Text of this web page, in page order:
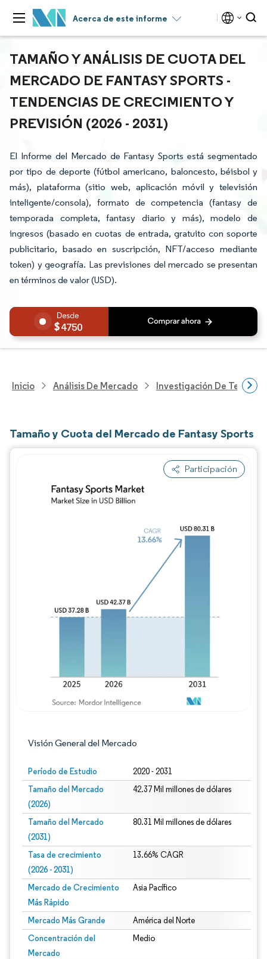
Acerca de este informe
TAMAÑO Y ANÁLISIS DE CUOTA DEL
MERCADO DE FANTASY SPORTS -
TENDENCIAS DE CRECIMIENTO Y
PREVISIÓN (2026 - 2031)
El Informe del Mercado de Fantasy Sports está segmentado
por tipo de deporte (fútbol americano, baloncesto, béisbol y
más), plataforma (sitio web, aplicación móvil y televisión
inteligente/consola), formato de competencia (fantasy de
temporada completa, fantasy diario y más), modelo de
ingresos (basado en cuotas de entrada, gratuito con soporte
publicitario, basado en suscripción, NFT/acceso mediante
token) y geografía. Las previsiones del mercado se presentan
en términos de valor (USD).
4750
Inicio Análisis De Mercado Investigación De
Tamaño y Cuota del Mercado de Fantasy Sports
Participación
Visión General del Mercado
Período de Estudio 2020 - 2031
Tamaño del Mercado
(2026)
42.37 Mil millones de dólares
Tamaño del Mercado
(2031)
80.31 Mil millones de dólares
Tasa de crecimiento
(2026 - 2031)
13.66% CAGR
Mercado de Crecimiento
Más Rápido
Asia Pacífico
Mercado Más Grande América del Norte
Concentración del
Mercado
Medio
Imagen © Mordor Intelligence. El uso